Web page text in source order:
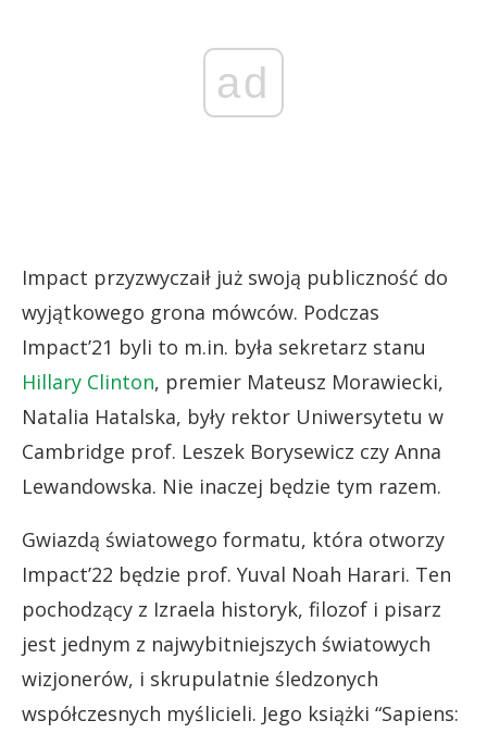
ad
Impact przyzwyczaił już swoją publiczność do
wyjątkowego grona mówców. Podczas
Impact’21 byli to m.in. była sekretarz stanu
Hillary Clinton, premier Mateusz Morawiecki,
Natalia Hatalska, były rektor Uniwersytetu w
Cambridge prof. Leszek Borysewicz czy Anna
Lewandowska. Nie inaczej będzie tym razem.
Gwiazdą światowego formatu, która otworzy
Impact’22 będzie prof. Yuval Noah Harari. Ten
pochodzący z Izraela historyk, filozof i pisarz
jest jednym z najwybitniejszych światowych
wizjonerów, i skrupulatnie śledzonych
współczesnych myślicieli. Jego książki “Sapiens: